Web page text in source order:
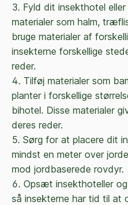
Fyld dit insekthotel
materialer som halm,
bruge materialer af
insekterne forskellige
reder.
Tilføj materialer som
planter i forskellige
bihotel. Disse materialer
deres reder.
Sørg for at placere dit
mindst en meter over
mod jordbaserede rovdyr.
Opsæt insekthoteller
så insekterne har tid til at